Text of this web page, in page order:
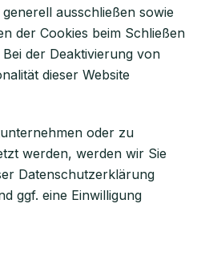
ausschließen sowie
der Cookies beim Schließen
der Deaktivierung von
dieser Website
oder zu
werden, werden wir Sie
Datenschutzerklärung
ggf. eine Einwilligung